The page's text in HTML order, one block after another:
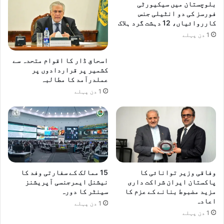
ر
م
ی
ن
ا
ا
ن
ک
ی
س
ا
ن
ک
بلوچستان میں سیکیورٹی
فورسز کی دو انٹیلی جنس
کارروائیاں، 12 دہشت گرد ہلاک
1 دن پہلے
اسحاق ڈار کا اقوام متحدہ سے
کشمیر پر قراردادوں پر
عملدرآمد کا مطالبہ
1 دن پہلے
وفاقی وزیر توانائی کا
پاکستان ایران شراکت داری
مزید مضبوط بنانے کے عزم کا
اعادہ
1 دن پہلے
15 ممالک کے سفارتی وفد کا
نیشنل ایمرجنسی آپریشنز
سینٹر کا دورہ
1 دن پہلے